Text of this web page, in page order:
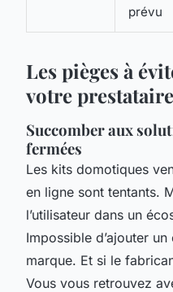
prévu
Les pièges à
votre prestataire
Succomber aux
fermées
Les kits domotiques
en ligne sont tentants.
l’utilisateur dans un
Impossible d’ajouter
marque. Et si le
Vous vous retrouvez